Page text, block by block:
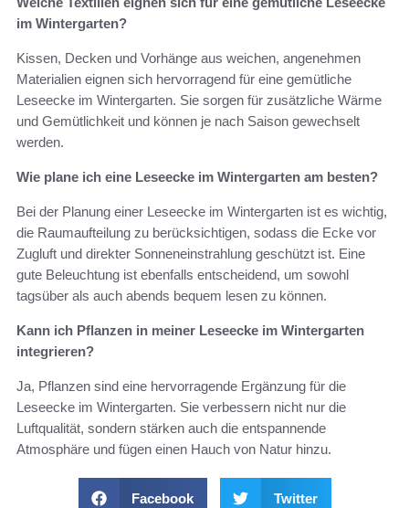
im Wintergarten?
Kissen, Decken und Vorhänge aus weichen, angenehmen
Materialien eignen sich hervorragend für eine gemütliche
Leseecke im Wintergarten. Sie sorgen für zusätzliche Wärme
und Gemütlichkeit und können je nach Saison gewechselt
werden.
Wie plane ich eine Leseecke im Wintergarten am besten?
Bei der Planung einer Leseecke im Wintergarten ist es wichtig,
die Raumaufteilung zu berücksichtigen, sodass die Ecke vor
Zugluft und direkter Sonneneinstrahlung geschützt ist. Eine
gute Beleuchtung ist ebenfalls entscheidend, um sowohl
tagsüber als auch abends bequem lesen zu können.
Kann ich Pflanzen in meiner Leseecke im Wintergarten
integrieren?
Ja, Pflanzen sind eine hervorragende Ergänzung für die
Leseecke im Wintergarten. Sie verbessern nicht nur die
Luftqualität, sondern stärken auch die entspannende
Atmosphäre und fügen einen Hauch von Natur hinzu.
Facebook Twitter